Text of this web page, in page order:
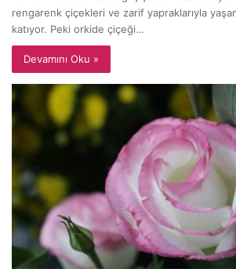
rengarenk çiçekleri ve zarif yapraklarıyla
katıyor. Peki orkide çiçeği…
Devamını Oku »